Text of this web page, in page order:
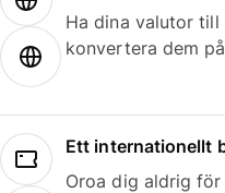
Ha dina valutor
konvertera dem
Ett internationellt
Oroa dig aldrig